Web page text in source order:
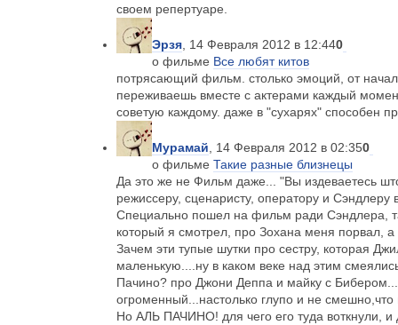
своем репертуаре.
Эрзя, 14 Февраля 2012 в 12:44
о фильме Все любят китов
0
потрясающий фильм. столько эмоций, от
переживаешь вместе с актерами каждый
советую каждому. даже в "сухарях" способен
Мурамай , 14 Февраля 2012 в 02:35
о фильме Такие разные близнецы
0
Да это же не Фильм даже... "Вы издеваетесь
режиссеру, сценаристу, оператору и Сэндлеру
Специально пошел на фильм ради Сэндлера,
который я смотрел, про Зохана меня порвал, а
Зачем эти тупые шутки про сестру, которая
маленькую....ну в каком веке над этим
Пачино? про Джони Деппа и майку с
огроменный...настолько глупо и не смешно,что
Но АЛЬ ПАЧИНО! для чего его туда воткнули, и